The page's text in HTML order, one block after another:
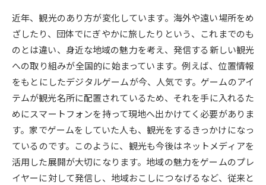
大学研究 大学検索
大学で学べる内容や特徴を調べる
新増設大学・学部・学科特集
国際・グローバルに強い大学特
集
データサイエンス特集 奨学金・特待生制度特集
近年、観光のあり方が変化しています。海外や遠い場所をめ
ざしたり、団体でにぎやかに旅したりという、これまでのも
のとは違い、身近な地域の魅力を考え、発信する新しい観光
への取り組みが全国的に始まっています。例えば、位置情報
をもとにしたデジタルゲームが今、人気です。ゲームのアイ
テムが観光名所に配置されているため、それを手に入れるた
めにスマートフォンを持って現地へ出かけてく必要がありま
す。家でゲームをしていた人も、観光をするきっかけになっ
ているのです。このように、観光も今後はネットメディアを
活用した展開が大切になります。地域の魅力をゲームのプレ
イヤーに対して発信し、地域おこしにつなげるなど、従来と